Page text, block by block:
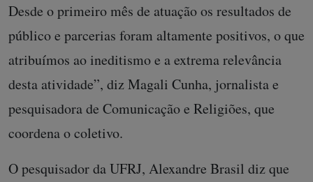
Desde o primeiro mês de atuação os resultados de
público e parcerias foram altamente positivos, o que
atribuímos ao ineditismo e a extrema relevância
desta atividade”, diz Magali Cunha, jornalista e
pesquisadora de Comunicação e Religiões, que
coordena o coletivo.
O pesquisador da UFRJ, Alexandre Brasil diz que